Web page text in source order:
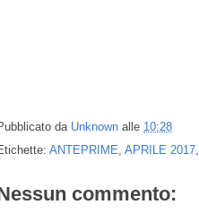
da Unknown alle 10:28
ANTEPRIME, APRILE 2017,
commento: